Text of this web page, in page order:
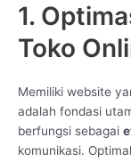
1.
Toko
Memiliki website
adalah fondasi
berfungsi sebagai
komunikasi.